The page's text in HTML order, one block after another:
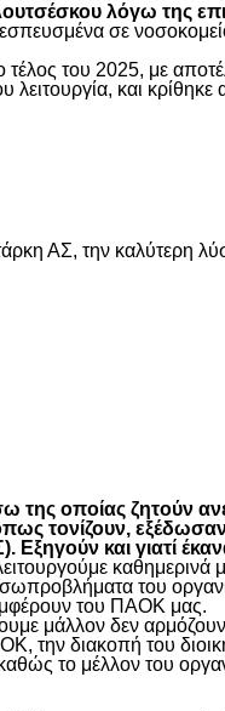
λόγω της
σε
του 2025, με
και
ΑΣ, την καλύτερη
οποίας ζητούν
όπως τονίζουν,
και γιατί
καθημερινά
του
του ΠΑΟΚ μας.
μάλλον δεν
την διακοπή του
το μέλλον του